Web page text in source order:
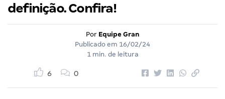
definição. Confira!
Por Equipe Gran
Publicado em 16/02/24
1 min. de leitura
6 0